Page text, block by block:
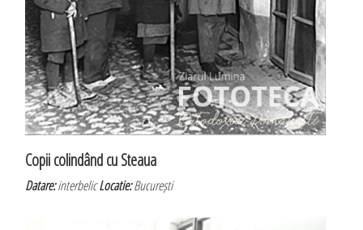
Copii colindând cu Steaua
Datare:interbelicLocatie:București